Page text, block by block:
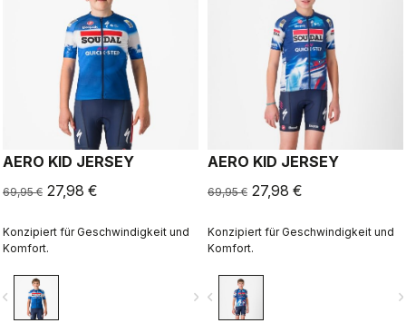
AERO KID JERSEY
69,95 € 27,98 €
Konzipiert für Geschwindigkeit und
Komfort.
navigate_next
AERO KID JERSEY
69,95 € 27,98 €
Konzipiert für Geschwindigkeit und
Komfort.
navigate_before